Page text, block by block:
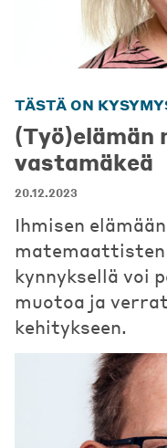
TÄSTÄ ON
(Työ)elämän
vastamäkeä
20.12.2023
Ihmisen
matemaattisten
kynnyksellä voi
muotoa ja
kehitykseen.